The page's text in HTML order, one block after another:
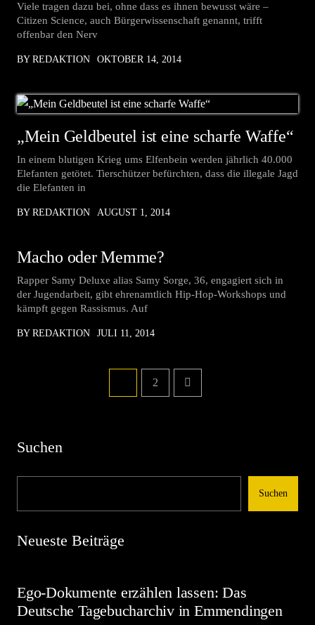
Viele tragen dazu bei, ohne dass es ihnen bewusst wäre –
Citizen Science, auch Bürgerwissenschaft genannt, trifft
offenbar den Nerv
BY REDAKTION OKTOBER 14, 2014
„Mein Geldbeutel ist eine scharfe Waffe“
In einem blutigen Krieg ums Elfenbein werden jährlich 40.000
Elefanten getötet. Tierschützer befürchten, dass die illegale Jagd
die Elefanten in
BY REDAKTION AUGUST 1, 2014
Macho oder Memme?
Rapper Samy Deluxe alias Samy Sorge, 36, engagiert sich in
der Jugendarbeit, gibt ehrenamtlich Hip-Hop-Workshops und
kämpft gegen Rassismus. Auf
BY REDAKTION JULI 11, 2014
2
Suchen
Suchen
Neueste Beiträge
Ego-Dokumente erzählen lassen: Das
Deutsche Tagebucharchiv in Emmendingen